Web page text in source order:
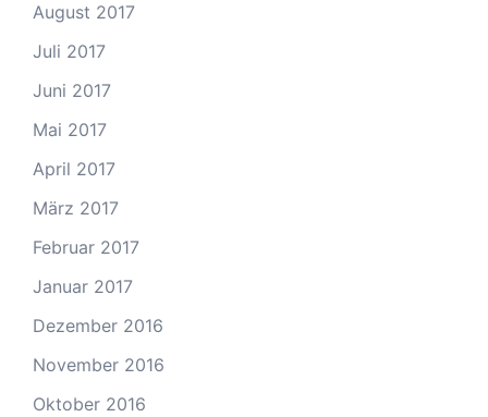
August 2017
Juli 2017
Juni 2017
Mai 2017
April 2017
März 2017
Februar 2017
Januar 2017
Dezember 2016
November 2016
Oktober 2016